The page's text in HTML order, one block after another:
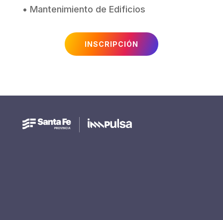
• Mantenimiento de Edificios
INSCRIPCIÓN